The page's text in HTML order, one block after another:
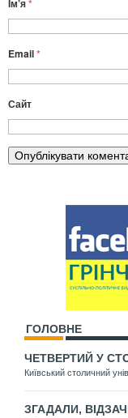
Ім’я*
Email*
Сайт
ГОЛОВНЕ
ЧЕТВЕРТИЙ У
Київський столичний
ЗГАДАЛИ,